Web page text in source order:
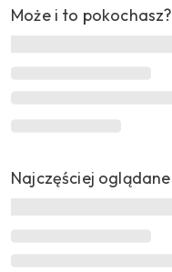
Może i to pokochasz?
Najczęściej oglądane